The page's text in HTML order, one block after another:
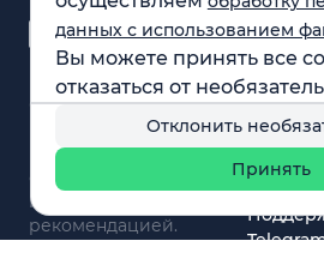
данных с использованием
Вы можете принять все
отказаться от
Отклонить
Принять
Обращаем внимание:
все материалы,
представленные на
сайте, не являются
инвестиционной
рекомендацией.
новости
Карта
F.A.Q.
О нас